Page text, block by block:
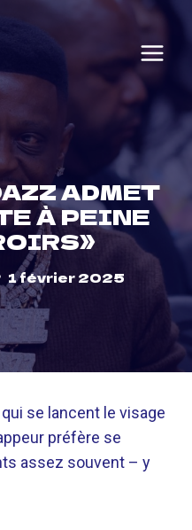
ADMET
À PEINE
1 février 2025
se lancent le visage
préfère se
assez souvent – y